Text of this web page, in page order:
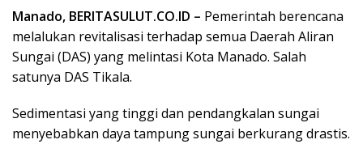
Manado, BERITASULUT.CO.ID – Pemerintah berencana
melalukan revitalisasi terhadap semua Daerah Aliran
Sungai (DAS) yang melintasi Kota Manado. Salah
satunya DAS Tikala.
Sedimentasi yang tinggi dan pendangkalan sungai
menyebabkan daya tampung sungai berkurang drastis.